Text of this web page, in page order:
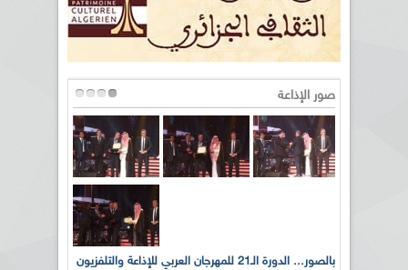
صور الإذاعة
بالصور... الدورة الـ21 للمهرجان العربي للإذاعة والتلفزيون